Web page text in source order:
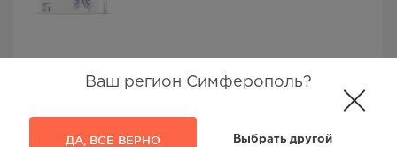
Ваш регион Симферополь?
ДА, ВСЁ ВЕРНО Выбрать другой
Ингасалин Форте гиперт стер р-р д/инг 7% 5мл амп
Ингасалин Форте, Гротекс ООО,Гиалуронат натрия+Натрия хлорид